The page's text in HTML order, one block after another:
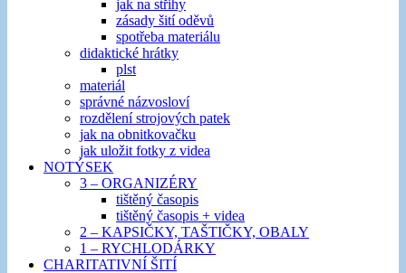
jak na střihy
zásady šití oděvů
spotřeba materiálu
didaktické hrátky
plst
materiál
správné názvosloví
rozdělení strojových patek
jak na obnitkovačku
jak uložit fotky z videa
NOTÝSEK
3 – ORGANIZÉRY
tištěný časopis
tištěný časopis + videa
2 – KAPSIČKY, TAŠTIČKY, OBALY
1 – RYCHLODÁRKY
CHARITATIVNÍ ŠITÍ